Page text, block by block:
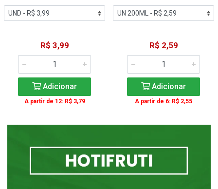
R$ 3,99
Adicionar
A partir de 12: R$ 3,79
R$ 2,59
Adicionar
A partir de 6: R$ 2,55